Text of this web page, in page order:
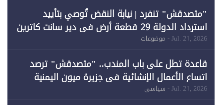
"متصدقش" تنفرد | نيابة النقض تُوصي بتأييد
استرداد الدولة 29 قطعة أرض في دير سانت كاترين
وقبول طعن الحكومة جزئيًا (1)
Jul. 21, 2026- موضوعات
قاعدة تطل على باب المندب.. "متصدقش" ترصد
اتساع الأعمال الإنشائية في جزيرة ميون اليمنية
Jul. 21, 2026- سياسي